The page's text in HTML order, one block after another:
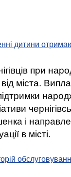
дитини
при
міста.
і
в місті.